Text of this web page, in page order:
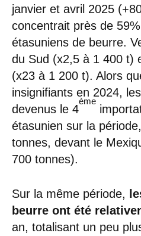
janvier et avril 2025
concentrait près de
étasuniens de beurre.
du Sud (x2,5 à 1 400 t)
(x23 à 1 200 t). Alors
insignifiants en 2024,
devenus le 4
ème
étasunien sur la
tonnes, devant le
700 tonnes).
Sur la même période,
beurre ont été
an, totalisant un peu